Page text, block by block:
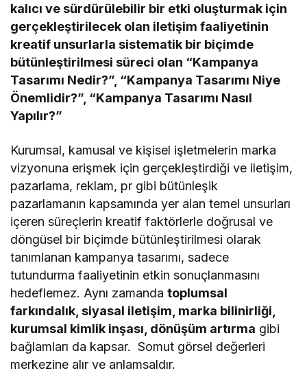
kalıcı ve sürdürülebilir bir etki oluşturmak için
gerçekleştirilecek olan iletişim faaliyetinin
kreatif unsurlarla sistematik bir biçimde
bütünleştirilmesi süreci olan “Kampanya
Tasarımı Nedir?”, “Kampanya Tasarımı Niye
Önemlidir?”, “Kampanya Tasarımı Nasıl
Yapılır?”
Kurumsal, kamusal ve kişisel işletmelerin marka
vizyonuna erişmek için gerçekleştirdiği ve iletişim,
pazarlama, reklam, pr gibi bütünleşik
pazarlamanın kapsamında yer alan temel unsurları
içeren süreçlerin kreatif faktörlerle doğrusal ve
döngüsel bir biçimde bütünleştirilmesi olarak
tanımlanan kampanya tasarımı, sadece
tutundurma faaliyetinin etkin sonuçlanmasını
hedeflemez. Aynı zamandatoplumsal
farkındalık, siyasal iletişim, marka bilinirliği,
kurumsal kimlik inşası, dönüşüm artırma gibi
bağlamları da kapsar. Somut görsel değerleri
merkezine alır ve anlamsaldır.